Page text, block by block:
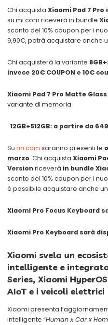
Chi acquista Xiaomi Pad 7 Pro
su mi.com riceverà in bundle
sconto del 10% coupon per i
9,90€, potrà acquistare anche
Chi acquisterà la variante
invece 20€ COUPON e 10€
Xiaomi Pad 7 Pro Matte
variante di memoria
· 12GB+512GB: a partire da
Su mi.com saranno presenti le
marzo. Chi acquista Xiaomi
Versionriceverà in bundle
sconto del 10% coupon per i
è possibile acquistare anche
Xiaomi Pro Focus Keyboard
Xiaomi Pro Keyboard sarà
Xiaomi svela un
intelligente e
Series, Xiaomi
AIoT e i veicoli elettrici
Xiaomi presenta
intelligente “Human x Car x